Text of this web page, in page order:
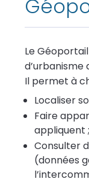
Le
Il permet à
Localiser
Faire
appliquent ;
Consulter
(données